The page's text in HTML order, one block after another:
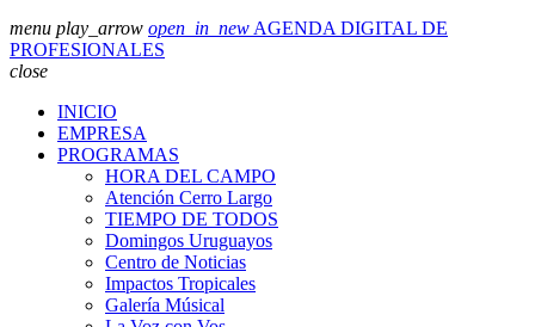
menu play_arrow open_in_new AGENDA DIGITAL DE
PROFESIONALES
close
INICIO
EMPRESA
PROGRAMAS
HORA DEL CAMPO
Atención Cerro Largo
TIEMPO DE TODOS
Domingos Uruguayos
Centro de Noticias
Impactos Tropicales
Galería Músical